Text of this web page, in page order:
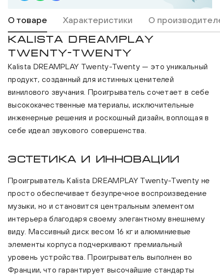
О товаре Характеристики О
KALISTA DREAMPLAY
TWENTY-TWENTY
Kalista DREAMPLAY Twenty-Twenty — это уникальный
продукт, созданный для истинных ценителей
винилового звучания. Проигрыватель сочетает в себе
высококачественные материалы, исключительные
инженерные решения и роскошный дизайн, воплощая в
себе идеал звукового совершенства.
Эстетика и инновации
Проигрыватель Kalista DREAMPLAY Twenty-Twenty не
просто обеспечивает безупречное воспроизведение
музыки, но и становится центральным элементом
интерьера благодаря своему элегантному внешнему
виду. Массивный диск весом 16 кг и алюминиевые
элементы корпуса подчеркивают премиальный
уровень устройства. Проигрыватель выполнен во
Франции, что гарантирует высочайшие стандарты